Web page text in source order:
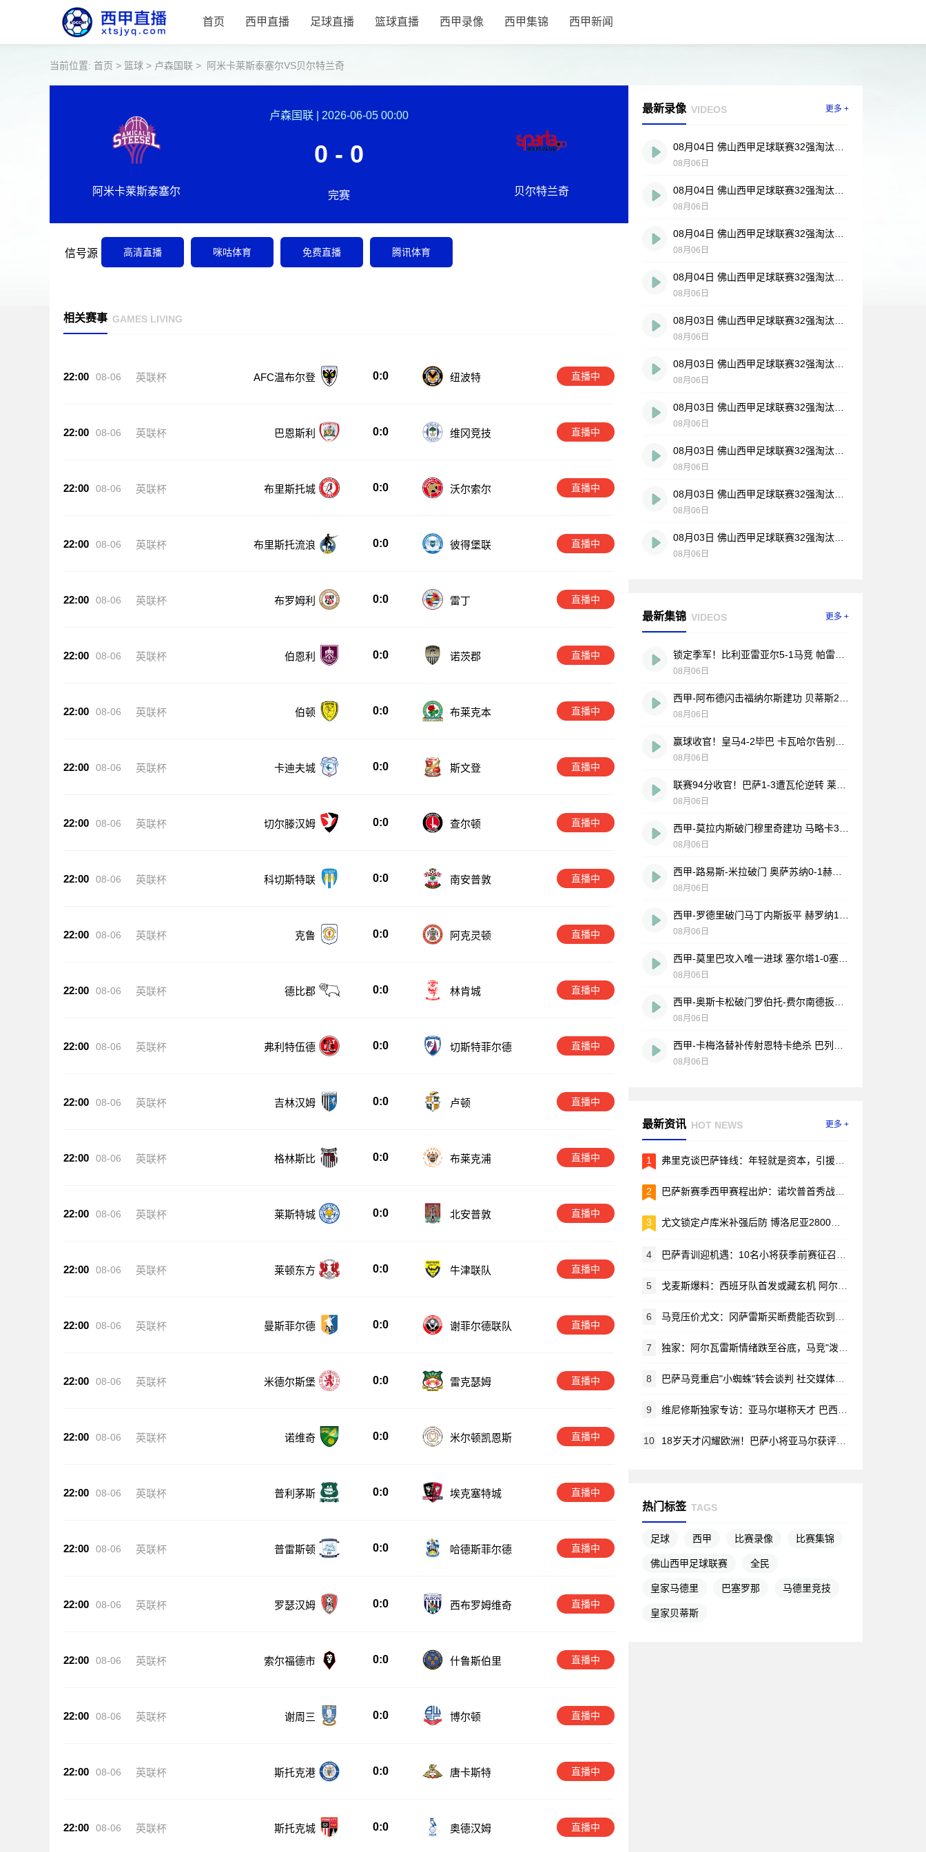
首页 西甲直播 足球直播 篮球直播 西甲录像 西甲集锦 西甲新闻
当前位置: 首页 > 篮球 > 卢森国联 > 阿米卡莱斯泰塞尔VS贝尔特兰奇
阿米卡莱斯泰塞尔
卢森国联 2026-06-05 00:00
0 - 0
完赛 贝尔特兰奇
信号源 高清直播 咪咕体育 免费直播 腾讯体育
相关赛事 GAMES LIVING
22:00 08-06 英联杯 AFC温布尔登 0:0 纽波特 直播中
22:00 08-06 英联杯 巴恩斯利 0:0 维冈竞技 直播中
22:00 08-06 英联杯 布里斯托城 0:0 沃尔索尔 直播中
22:00 08-06 英联杯 布里斯托流浪 0:0 彼得堡联 直播中
22:00 08-06 英联杯 布罗姆利 0:0 雷丁 直播中
22:00 08-06 英联杯 伯恩利 0:0 诺茨郡 直播中
22:00 08-06 英联杯 伯顿 0:0 布莱克本 直播中
22:00 08-06 英联杯 卡迪夫城 0:0 斯文登 直播中
22:00 08-06 英联杯 切尔滕汉姆 0:0 查尔顿 直播中
22:00 08-06 英联杯 科切斯特联 0:0 南安普敦 直播中
22:00 08-06 英联杯 克鲁 0:0 阿克灵顿 直播中
22:00 08-06 英联杯 德比郡 0:0 林肯城 直播中
22:00 08-06 英联杯 弗利特伍德 0:0 切斯特菲尔德 直播中
22:00 08-06 英联杯 吉林汉姆 0:0 卢顿 直播中
22:00 08-06 英联杯 格林斯比 0:0 布莱克浦 直播中
22:00 08-06 英联杯 莱斯特城 0:0 北安普敦 直播中
22:00 08-06 英联杯 莱顿东方 0:0 牛津联队 直播中
22:00 08-06 英联杯 曼斯菲尔德 0:0 谢菲尔德联队 直播中
22:00 08-06 英联杯 米德尔斯堡 0:0 雷克瑟姆 直播中
22:00 08-06 英联杯 诺维奇 0:0 米尔顿凯恩斯 直播中
22:00 08-06 英联杯 普利茅斯 0:0 埃克塞特城 直播中
22:00 08-06 英联杯 普雷斯顿 0:0 哈德斯菲尔德 直播中
22:00 08-06 英联杯 罗瑟汉姆 0:0 西布罗姆维奇 直播中
22:00 08-06 英联杯 索尔福德市 0:0 什鲁斯伯里 直播中
22:00 08-06 英联杯 谢周三 0:0 博尔顿 直播中
22:00 08-06 英联杯 斯托克港 0:0 唐卡斯特 直播中
22:00 08-06 英联杯 斯托克城 0:0 奥德汉姆 直播中
最新录像 VIDEOS 更多 +
08月06日
08月06日
08月06日
08月06日
08月06日
08月06日
08月06日
08月06日
08月06日
08月06日
最新集锦 VIDEOS 更多 +
08月06日
08月06日
08月06日
08月06日
08月06日
08月06日
08月06日
08月06日
08月06日
08月06日
最新资讯 HOT NEWS 更多 +
1 弗里克谈巴萨锋线：年轻就是资本，引援的事儿先放放
2 巴萨新赛季西甲赛程出炉：诺坎普首秀战毕包，两回合国家德比引爆焦点
3 尤文锁定卢库米补强后防 博洛尼亚2800万欧要价成转会关键
4 巴萨青训迎机遇：10名小将获季前赛征召令 哈姆扎等新星在列
5 戈麦斯爆料：西班牙队首发或藏玄机 阿尔瓦雷斯锁定马竞新赛季蓝图
6 马竞压价尤文：冈萨雷斯买断费能否砍到2000万？
7 独家：阿尔瓦雷斯情绪跌至谷底，马竞"泼脏水"言论激怒阿根廷新星
8 巴萨马竞重启"小蜘蛛"转会谈判 社交媒体风波无碍交易推进
9 维尼修斯独家专访：亚马尔堪称天才 巴西渴望重夺世界杯荣耀
10 18岁天才闪耀欧洲！巴萨小将亚马尔获评赛季最佳新星
热门标签 TAGS
足球 西甲 比赛录像 比赛集锦
佛山西甲足球联赛 全民
皇家马德里 巴塞罗那 马德里竞技
皇家贝蒂斯